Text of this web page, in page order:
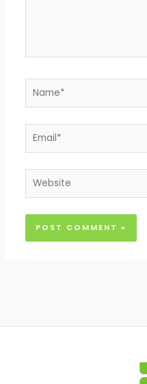
Name*
Email*
Website